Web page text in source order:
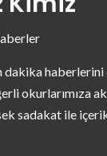
dakika
okurlarımıza
sadakat ile